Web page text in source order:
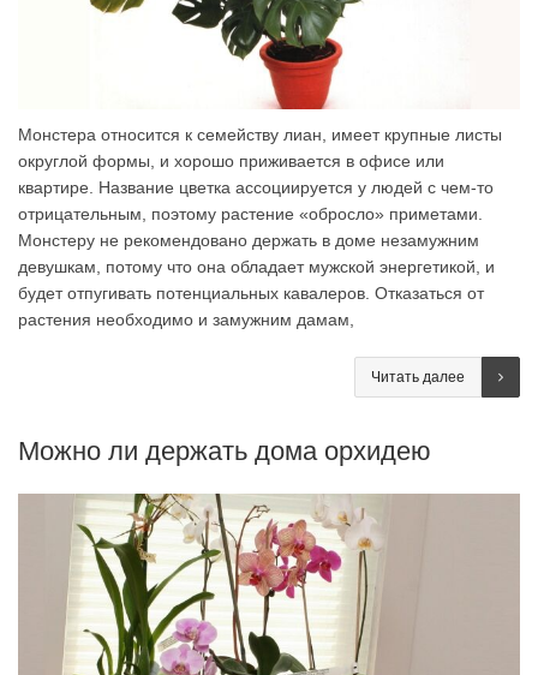
Монстера относится к семейству лиан, имеет крупные листы
округлой формы, и хорошо приживается в офисе или
квартире. Название цветка ассоциируется у людей с чем-то
отрицательным, поэтому растение «обросло» приметами.
Монстеру не рекомендовано держать в доме незамужним
девушкам, потому что она обладает мужской энергетикой, и
будет отпугивать потенциальных кавалеров. Отказаться от
растения необходимо и замужним дамам,
Читать далее
Можно ли держать дома орхидею